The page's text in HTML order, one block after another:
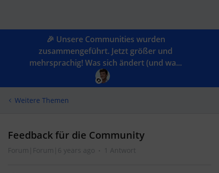
🎉 Unsere Communities wurden
zusammengeführt. Jetzt größer und
mehrsprachig! Was sich ändert (und wa...
Weitere Themen
Feedback für die Community
Forum|Forum|6 years ago 1 Antwort